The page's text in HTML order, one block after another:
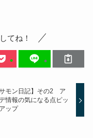
てね！
サモン日記】その2 ア
情報の気になる点ピッ
ップ